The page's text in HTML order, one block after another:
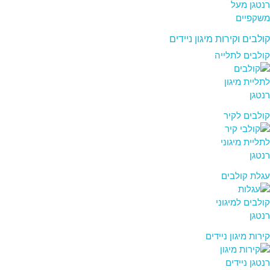
קולבים וקירות מיגון ניידים
קולבים לתלייה
קולבים לקיר
עגלת קולבים
קירות מיגון ניידים